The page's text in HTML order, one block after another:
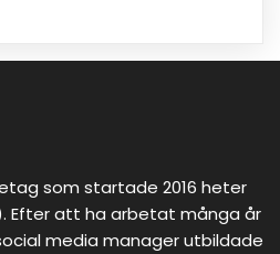
som startade 2016 heter
Efter att ha arbetat många år
media manager utbildade